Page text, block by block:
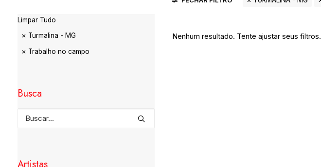
Limpar Tudo
Turmalina - MG
Trabalho no campo
Busca
Nenhum resultado. Tente ajustar seus filtros.